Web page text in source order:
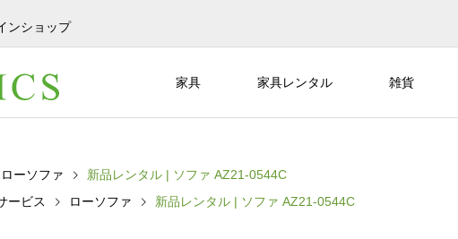
ンショップ
家具 家具レンタル 雑貨
ローソファ
新品レンタル | ソファ AZ21-0544C
ービス
ローソファ 新品レンタル | ソファ AZ21-0544C